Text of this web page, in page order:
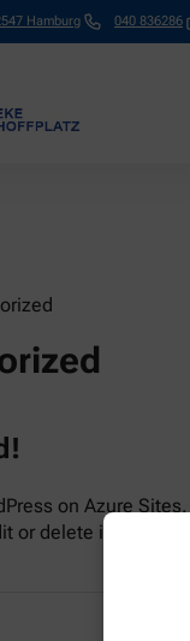
Hamburg 040 836286
on Azure
or delete it, then